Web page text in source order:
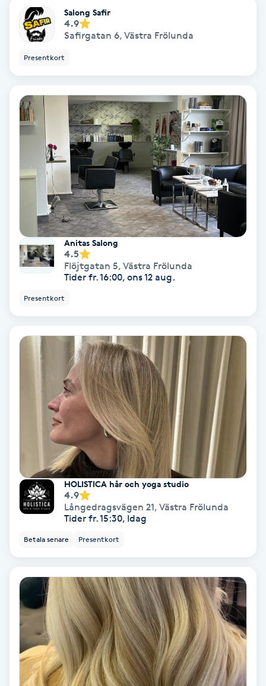
Hypnos
Hårborttagning
Hårbottenbehandling
Hårförlängning
Hälsa
Hälsprickor
Idrottsmassage
IR-massage
Japansk massage
Katun fransar
Kemisk peeling
Keratinbehandling
Kinesiologi
Kinesisk medicin
Kiropraktik
Salong Safir
4.9
Safirgatan 6, Västra Frölunda
Presentkort
Anitas Salong
4.5
Flöjtgatan 5, Västra Frölunda
Tider fr. 16:00, ons 12 aug.
Presentkort
HOLISTICA hår och yoga studio
4.9
Långedragsvägen 21, Västra Frölunda
Tider fr. 15:30, Idag
Betala senare Presentkort